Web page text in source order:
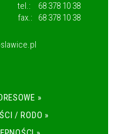
tel.:
68 378 10 38
fax.:
68 378 10 38
»
/ RODO »